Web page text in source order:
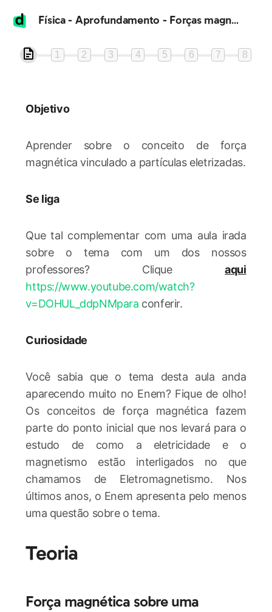
Física - Aprofundamento - Forças magnéticas sobre cargas elétricas
1 2 3 4 5 6 7 8
Objetivo
Aprender sobre o conceito de força
magnética vinculado a partículas eletrizadas.
Se liga
Que tal complementar com uma aula irada
sobre o tema com um dos nossos
professores? Cliqueaqui
https://www.youtube.com/watch?
v=DOHUL_ddpNMpara conferir.
Curiosidade
Você sabia que o tema desta aula anda
aparecendo muito no Enem? Fique de olho!
Os conceitos de força magnética fazem
parte do ponto inicial que nos levará para o
estudo de como a eletricidade e o
magnetismo estão interligados no que
chamamos de Eletromagnetismo. Nos
últimos anos, o Enem apresenta pelo menos
uma questão sobre o tema.
Teoria
Força magnética sobre uma